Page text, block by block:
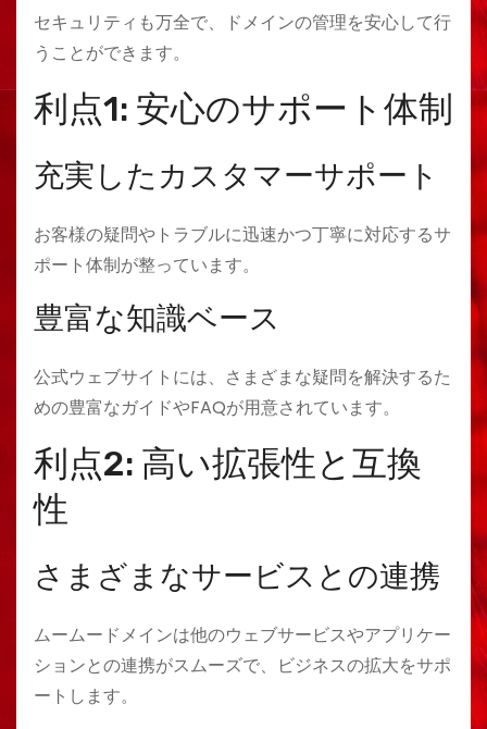
セキュリティも万全で、ドメインの管理を安心して行
うことができます。
利点1: 安心のサポート体制
充実したカスタマーサポート
お客様の疑問やトラブルに迅速かつ丁寧に対応するサ
ポート体制が整っています。
豊富な知識ベース
公式ウェブサイトには、さまざまな疑問を解決するた
めの豊富なガイドやFAQが用意されています。
利点2: 高い拡張性と互換
性
さまざまなサービスとの連携
ムームードメインは他のウェブサービスやアプリケー
ションとの連携がスムーズで、ビジネスの拡大をサポ
ートします。